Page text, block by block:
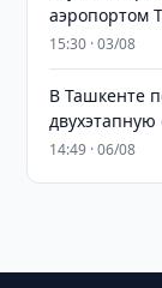
аэропортом
15:30 · 03/08
В Ташкенте
двухэтапную
14:49 · 06/08